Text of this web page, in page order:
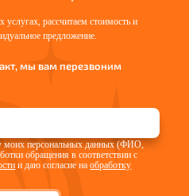
рассчитаем стоимость и
предложение.
мы вам перезвоним
моих персональных данных (ФИО,
обращения в соответствии с
и даю согласие наобработку